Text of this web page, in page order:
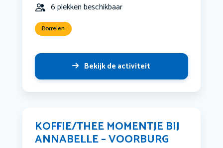
6 plekken beschikbaar
Borrelen
Bekijk de activiteit
KOFFIE/THEE MOMENTJE BIJ
ANNABELLE – VOORBURG